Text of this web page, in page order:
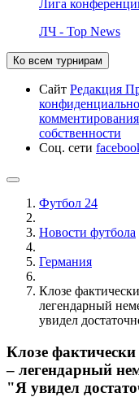
Лига
ЛЧ - Top News
Ко всем турнирам
Сайт Редакция
комментирования
собственности
Соц. сети
Футбол 24
Новости футбола
Германия
Клозе
легендарный
увидел
Клозе
– легендарный
"Я увидел